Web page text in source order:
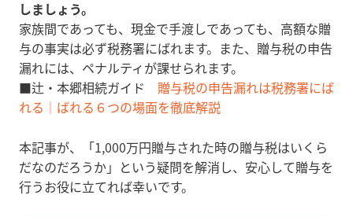
しましょう。
家族間であっても、現金で手渡しであっても、高額な贈
与の事実は必ず税務署にばれます。また、贈与税の申告
漏れには、ペナルティが課せられます。
■辻・本郷相続ガイド 贈与税の申告漏れは税務署にば
れる｜ばれる６つの場面を徹底解説
本記事が、「1,000万円贈与された時の贈与税はいくら
だなのだろうか」という疑問を解消し、安心して贈与を
行うお役に立てれば幸いです。